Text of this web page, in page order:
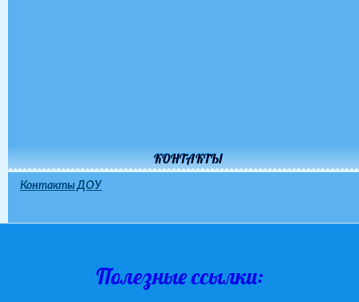
КОНТАКТЫ
Контакты ДОУ
Полезные ссылки: